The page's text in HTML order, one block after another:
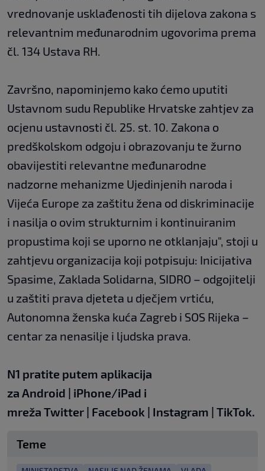
vrednovanje usklađenosti tih dijelova zakona s
relevantnim međunarodnim ugovorima prema
čl. 134 Ustava RH.
Završno, napominjemo kako ćemo uputiti
Ustavnom sudu Republike Hrvatske zahtjev za
ocjenu ustavnosti čl. 25. st. 10. Zakona o
predškolskom odgoju i obrazovanju te žurno
obavijestiti relevantne međunarodne
nadzorne mehanizme Ujedinjenih naroda i
Vijeća Europe za zaštitu žena od diskriminacije
i nasilja o ovim strukturnim i kontinuiranim
propustima koji se uporno ne otklanjaju", stoji u
zahtjevu organizacija koji potpisuju: Inicijativa
Spasime, Zaklada Solidarna, SIDRO – odgojitelji
u zaštiti prava djeteta u dječjem vrtiću,
Autonomna ženska kuća Zagreb i SOS Rijeka –
centar za nenasilje i ljudska prava.
N1 pratite putem aplikacija
za Android | iPhone/iPad i
mreža Twitter | Facebook | Instagram | TikTok.
Teme